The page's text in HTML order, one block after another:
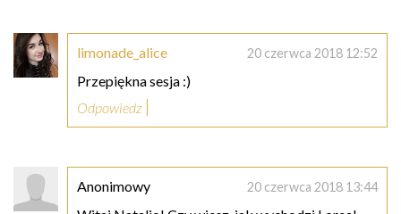
limonade_alice 20 czerwca 2018 12:52
Przepiękna sesja :)
Odpowiedz
Anonimowy 20 czerwca 2018 13:44